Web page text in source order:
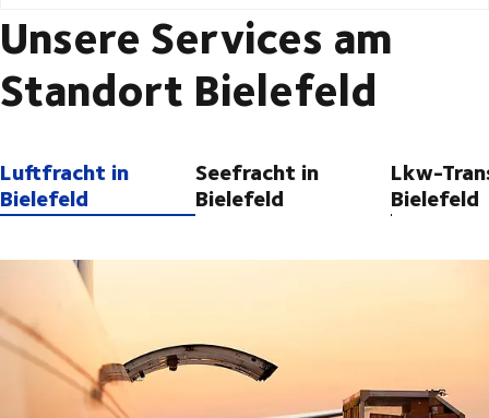
Unsere Services am
Standort Bielefeld
Luftfracht in
Bielefeld
Seefracht in
Bielefeld
Lkw-
Bielefeld